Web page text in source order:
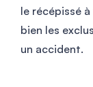
le récépissé
bien les
un accident.